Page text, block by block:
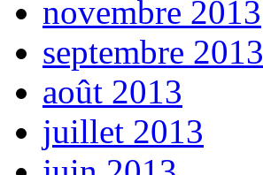
novembre 2013
septembre 2013
août 2013
juillet 2013